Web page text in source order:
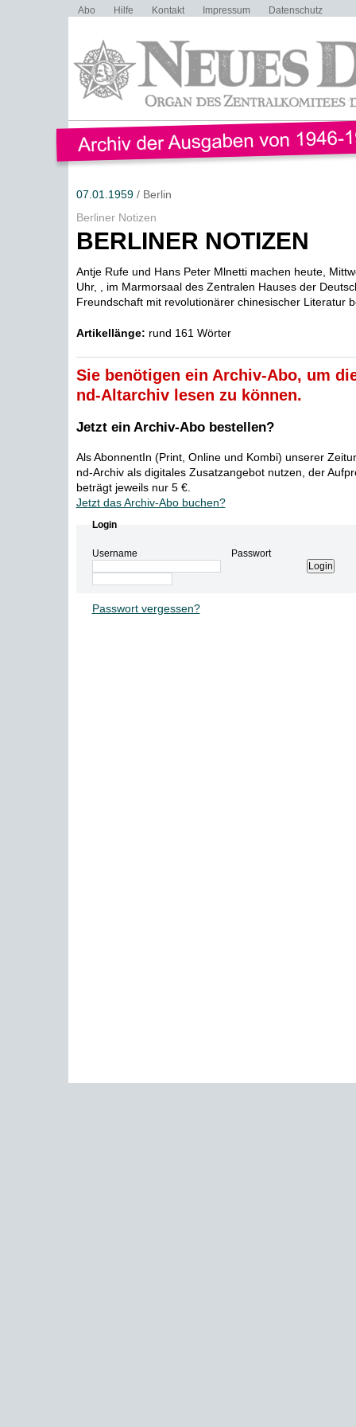
Abo Hilfe Kontakt Impressum Datenschutz
07.01.1959/ Berlin
Berliner Notizen
BERLINER NOTIZEN
Antje Rufe und Hans Peter Mlnetti machen heute,
Uhr, , im Marmorsaal des Zentralen Hauses der
Freundschaft mit revolutionärer chinesischer Literatur
Artikellänge: rund 161 Wörter
Sie benötigen ein Archiv-Abo, um
nd-Altarchiv lesen zu können.
Jetzt ein Archiv-Abo bestellen?
Als AbonnentIn (Print, Online und Kombi) unserer
nd-Archiv als digitales Zusatzangebot nutzen, der
beträgt jeweils nur 5 €.
Jetzt das Archiv-Abo buchen?
Login
Username Passwort
Passwort vergessen?